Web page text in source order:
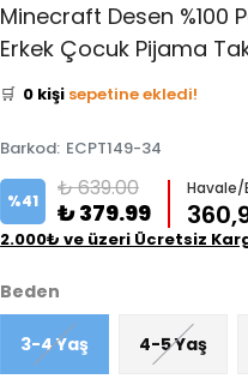
Minecraft Desen %100
Erkek Çocuk Pijama
👀 Şu an0 kişi
inceliyor!
Bu ürünü
favoriledi!
🛒 0 kişi sepetine ekledi!
Barkod: ECPT149-34
%41 ₺ 639.00
₺ 379.99
Havale/
2.000₺ ve üzeri Ücretsiz
Beden
3-4 Yaş 4-5 Yaş